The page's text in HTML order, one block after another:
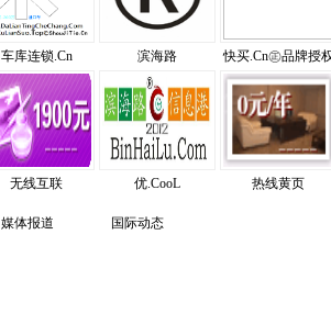
车库连锁.Cn 滨海路 快买.Cn㊣品牌授
无线互联 优.CooL 热线黄页
媒体报道
国际动态